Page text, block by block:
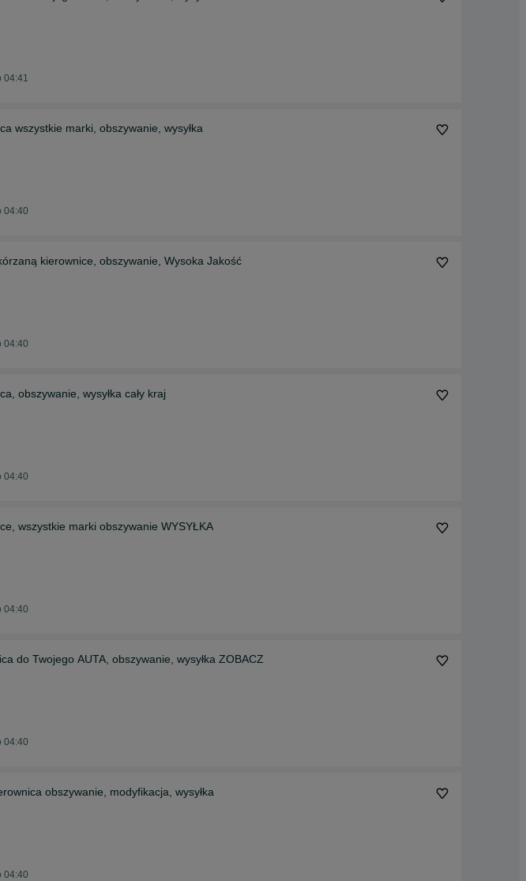
04:41
wszystkie marki, obszywanie, wysyłka
04:40
kierownice, obszywanie, Wysoka Jakość
04:40
obszywanie, wysyłka cały kraj
04:40
wszystkie marki obszywanie WYSYŁKA
04:40
do Twojego AUTA, obszywanie, wysyłka ZOBACZ
04:40
obszywanie, modyfikacja, wysyłka
04:40